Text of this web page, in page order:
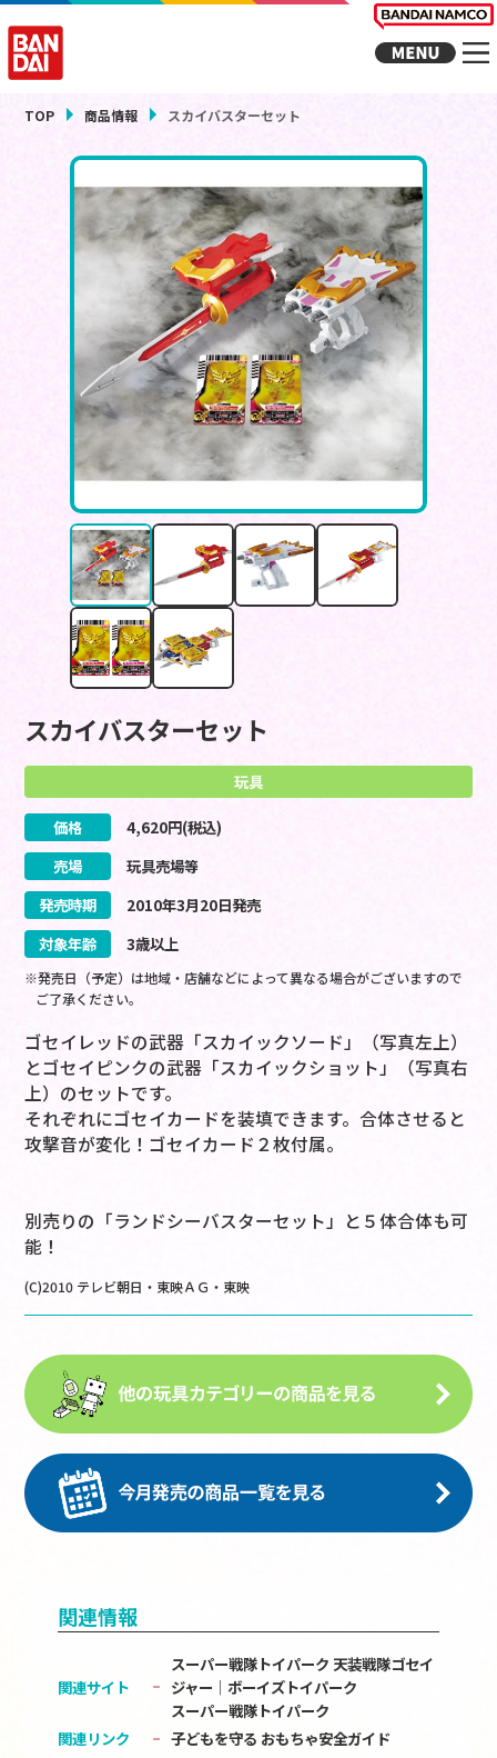
TOP 商品情報 スカイバスターセット
スカイバスターセット
玩具
価格 4,620円(税込)
売場
玩具売場等
発売時期
2010年3月20日発売
対象年齢
3歳以上
※発売日（予定）は地域・店舗などによって異なる場合がございますので
ご了承ください。
ゴセイレッドの武器「スカイックソード」（写真左上）
とゴセイピンクの武器「スカイックショット」（写真右
上）のセットです。
それぞれにゴセイカードを装填できます。合体させると
攻撃音が変化！ゴセイカード２枚付属。
別売りの「ランドシーバスターセット」と５体合体も可
能！
(C)2010 テレビ朝日・東映ＡＧ・東映
関連情報
関連サイト
スーパー戦隊トイパーク 天装戦隊ゴセイ
ジャー│ボーイズトイパーク
スーパー戦隊トイパーク
関連リンク
子どもを守る おもちゃ安全ガイド